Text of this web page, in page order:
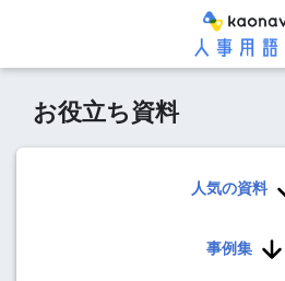
お役立ち資料
人気の資料
事例集